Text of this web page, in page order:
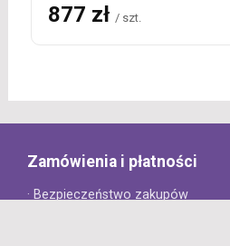
877 zł / szt.
Zamówienia i płatności
· Bezpieczeństwo zakupów